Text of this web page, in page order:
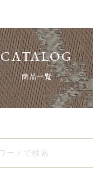
CATALOG
商品一覧